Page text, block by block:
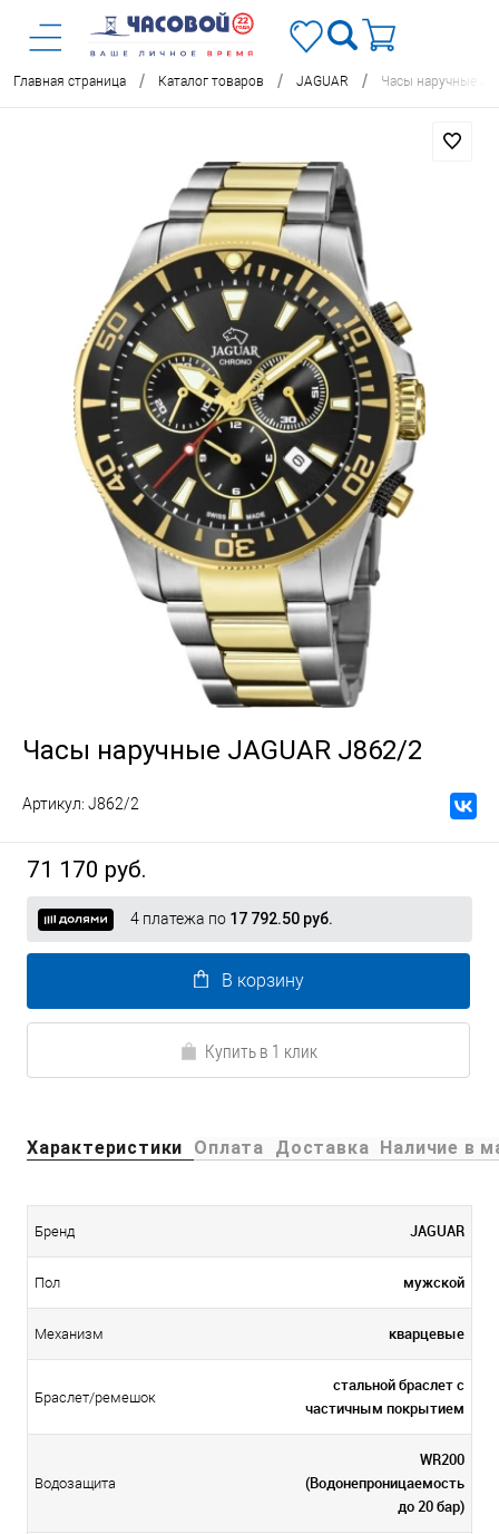
Главная страница / Каталог товаров / JAGUAR / Часы наручные
Часы наручные JAGUAR J862/2
Артикул: J862/2
71 170 руб.
4 платежа по 17 792.50 руб.
В корзину
Купить в 1 клик
Характеристики Оплата Доставка Наличие в
Бренд JAGUAR
Пол мужской
Механизм кварцевые
Браслет/ремешок
стальной браслет с
частичным покрытием
Водозащита
WR200
(Водонепроницаемость
до 20 бар)